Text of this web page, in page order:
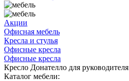
Акции
Офисная мебель
Кресла и стулья
Офисные кресла
Офисные кресла
Кресло Донателло для
Каталог мебели: